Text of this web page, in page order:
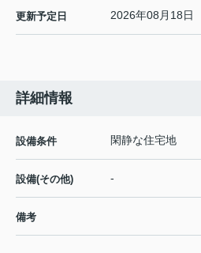
更新予定日 2026年08月18日
詳細情報
設備条件 閑静な住宅地
設備(その他) -
備考